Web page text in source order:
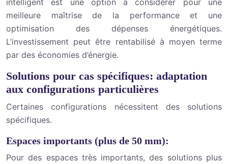
intelligent est une option à considérer pour une
meilleure maîtrise de la performance et une
optimisation des dépenses énergétiques.
L’investissement peut être rentabilisé à moyen terme
par des économies d’énergie.
Solutions pour cas spécifiques: adaptation
aux configurations particulières
Certaines configurations nécessitent des solutions
spécifiques.
Espaces importants (plus de 50 mm):
Pour des espaces très importants, des solutions plus